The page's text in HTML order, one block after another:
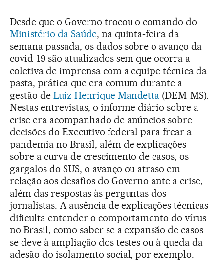
Desde que o Governo trocou o comando do
Ministério da Saúde, na quinta-feira da
semana passada, os dados sobre o avanço da
covid-19 são atualizados sem que ocorra a
coletiva de imprensa com a equipe técnica da
pasta, prática que era comum durante a
gestão deLuiz Henrique Mandetta (DEM-MS).
Nestas entrevistas, o informe diário sobre a
crise era acompanhado de anúncios sobre
decisões do Executivo federal para frear a
pandemia no Brasil, além de explicações
sobre a curva de crescimento de casos, os
gargalos do SUS, o avanço ou atraso em
relação aos desafios do Governo ante a crise,
além das respostas às perguntas dos
jornalistas. A ausência de explicações técnicas
dificulta entender o comportamento do vírus
no Brasil, como saber se a expansão de casos
se deve à ampliação dos testes ou à queda da
adesão do isolamento social, por exemplo.